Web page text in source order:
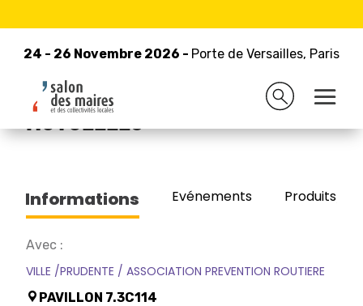
24 - 26 Novembre 2026 - Porte de Versailles, Paris
24 - 26 Novembre 2026 - Porte de Versailles, Paris
Retour à la liste des exposants
GROUPAMA ASSURANCES
MUTUELLES
Informations Evénements Produits/
Avec :
VILLE /PRUDENTE / ASSOCIATION PREVENTION ROUTIERE
PAVILLON 7.3C114